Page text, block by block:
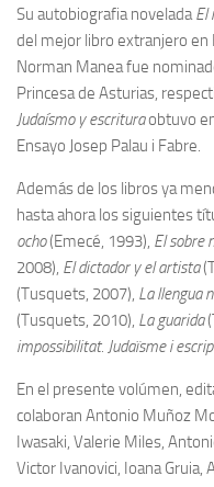
Su autobiografia noveladaEl
del mejor libro extranjero en
Norman Manea fue
Princesa de Asturias,
Judaísmo y escrituraobtuvo
Ensayo Josep Palau i Fabre.
Además de los libros ya
hasta ahora los siguientes
ocho(Emecé, 1993), El sobre
2008), El dictador y el artista
(Tusquets, 2007), La llengua
(Tusquets, 2010), La guarida
impossibilitat. Judaïsme i
En el presente volúmen,
colaboran Antonio Muñoz
Iwasaki, Valerie Miles,
Victor Ivanovici, Ioana Gruia,